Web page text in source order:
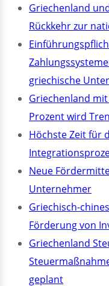
Griechenland
Rückkehr zur
griechische
Griechenland
Prozent wird
Höchste Zeit für
Neue
Unternehmer
Griechisch-
Förderung von
Griechenland
geplant